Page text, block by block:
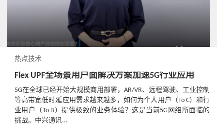
热点技术
Flex UPF全场景用户面解决方案加速5G行业应用
5G在全球已经开始大规模商用部署，AR/VR、远程驾驶、工业控制
等高带宽低时延应用需求越来越多，如何为个人用户（To C）和行
业用户（To B）提供极致的业务体验？这是当前5G网络所面临的
挑战。中兴通讯...